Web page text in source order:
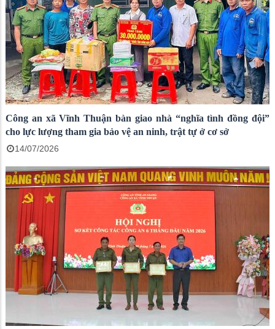
Công an xã Vĩnh Thuận bàn giao nhà “nghĩa tình đồng đội”
cho lực lượng tham gia bảo vệ an ninh, trật tự ở cơ sở
14/07/2026